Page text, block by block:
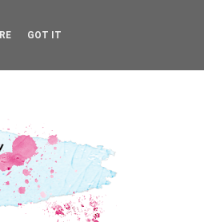
GOT IT